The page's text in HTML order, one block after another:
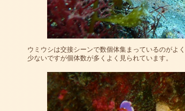
ウミウシは交接シーンで数個体集まっているのがよ
少ないですが個体数が多くよく見られています。